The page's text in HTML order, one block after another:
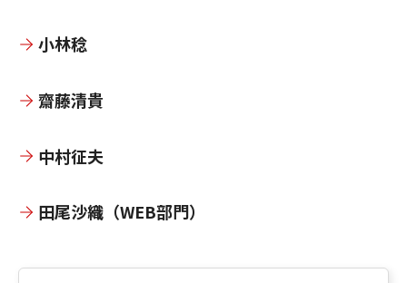
小林稔
齋藤清貴
中村征夫
田尾沙織（WEB部門）